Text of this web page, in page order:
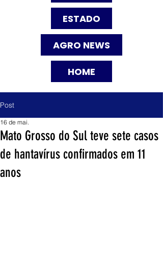
ESTADO
AGRO NEWS
HOME
Post
Mato Grosso do Sul teve sete casos
de hantavírus confirmados em 11
anos
16 de mai.